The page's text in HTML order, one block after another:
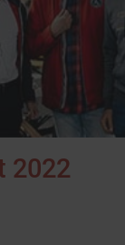
2022